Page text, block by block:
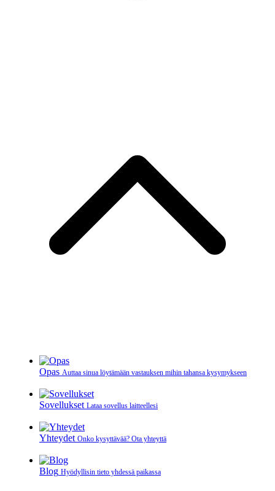
Opas Auttaa sinua löytämään vastauksen mihin tahansa kysymykseen
Sovellukset Lataa sovellus laitteellesi
Yhteydet Onko kysyttävää? Ota yhteyttä
Blog Hyödyllisin tieto yhdessä paikassa